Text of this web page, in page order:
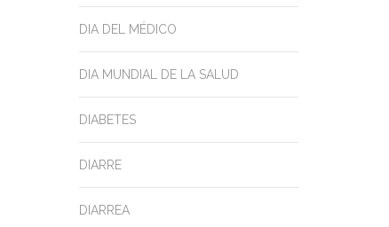
DIA DEL MÉDICO
DIA MUNDIAL DE LA SALUD
DIABETES
DIARRE
DIARREA